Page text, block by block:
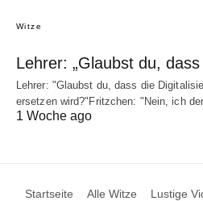
Witze
Lehrer: „Glaubst du,
Lehrer: "Glaubst du, dass die
ersetzen wird?"Fritzchen: "Nein, ich
1 Woche ago
Startseite Alle Witze Lustige